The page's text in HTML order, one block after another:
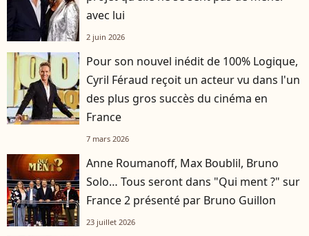
avec lui
2 juin 2026
Pour son nouvel inédit de 100% Logique,
Cyril Féraud reçoit un acteur vu dans l'un
des plus gros succès du cinéma en
France
7 mars 2026
Anne Roumanoff, Max Boublil, Bruno
Solo… Tous seront dans "Qui ment ?" sur
France 2 présenté par Bruno Guillon
23 juillet 2026